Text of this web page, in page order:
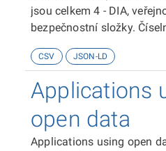
jsou celkem 4 - DIA,
bezpečnostní složky.
informačních systémů
CSV JSON-LD
Applications
open data
Applications using open